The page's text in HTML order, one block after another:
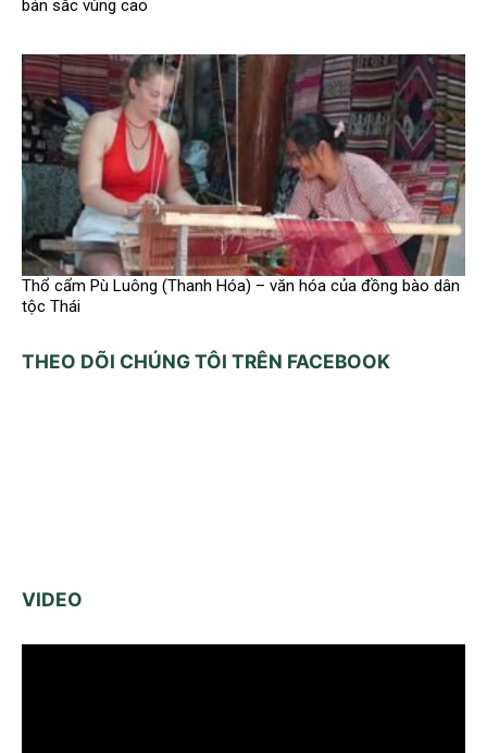
bản sắc vùng cao
Thổ cẩm Pù Luông (Thanh Hóa) – văn hóa của đồng bào dân
tộc Thái
THEO DÕI CHÚNG TÔI TRÊN FACEBOOK
VIDEO